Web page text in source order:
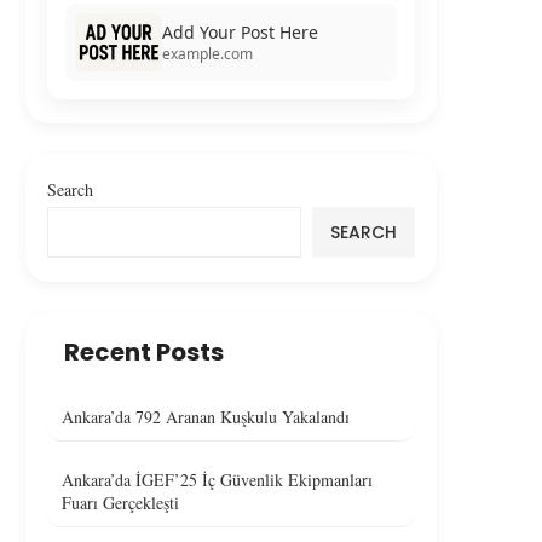
Add Your Post Here
example.com
Search
SEARCH
Recent Posts
Ankara’da 792 Aranan Kuşkulu Yakalandı
Ankara’da İGEF’25 İç Güvenlik Ekipmanları
Fuarı Gerçekleşti